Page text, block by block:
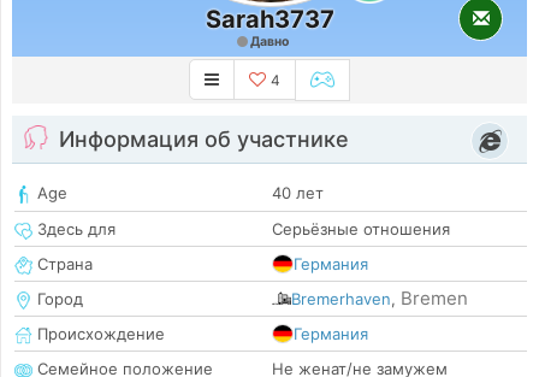
Sarah3737
Давно
4
Информация об участнике
Age
40 лет
Здесь для
Серьёзные отношения
Страна
Германия
Город
Bremerhaven, Bremen
Происхождение
Германия
Семейное положение
Не женат/не замужем